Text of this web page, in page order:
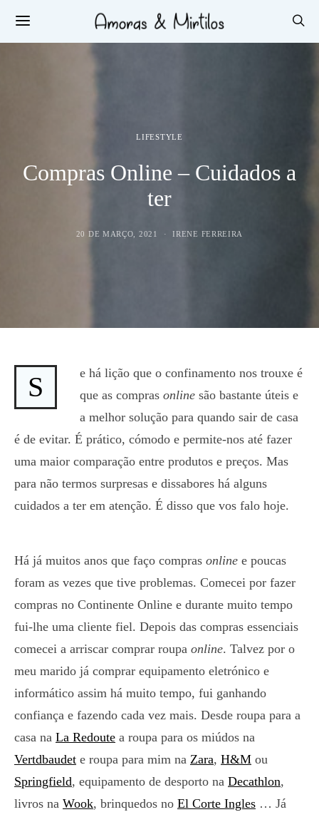
LIFESTYLE
Compras Online – Cuidados a
ter
20 DE MARÇO, 2021 IRENE FERREIRA
S
e há lição que o confinamento nos trouxe é
que as compras online são bastante úteis e
a melhor solução para quando sair de casa
é de evitar. É prático, cómodo e permite-nos até fazer
uma maior comparação entre produtos e preços. Mas
para não termos surpresas e dissabores há alguns
cuidados a ter em atenção. É disso que vos falo hoje.
Há já muitos anos que faço compras online e poucas
foram as vezes que tive problemas. Comecei por fazer
compras no Continente Online e durante muito tempo
fui-lhe uma cliente fiel. Depois das compras essenciais
comecei a arriscar comprar roupa online. Talvez por o
meu marido já comprar equipamento eletrónico e
informático assim há muito tempo, fui ganhando
confiança e fazendo cada vez mais. Desde roupa para a
casa na La Redoute a roupa para os miúdos na
Vertdbaudet e roupa para mim na Zara, H&M ou
Springfield, equipamento de desporto na Decathlon,
livros na Wook, brinquedos no El Corte Ingles … Já